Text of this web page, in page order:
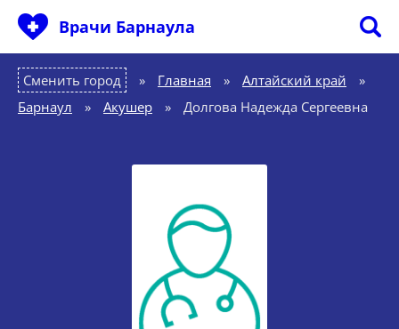
Врачи Барнаула
Сменить город Главная » Алтайский край
»
Барнаул
» Акушер » Долгова Надежда Сергеевна